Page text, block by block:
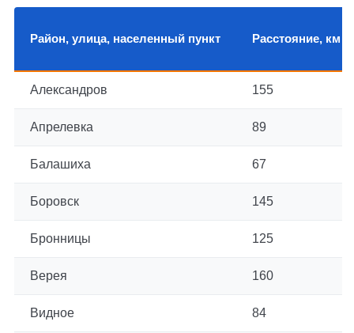
Район, улица, населенный пункт Расстояние, км
Александров 155
Апрелевка 89
Балашиха 67
Боровск 145
Бронницы 125
Верея 160
Видное 84